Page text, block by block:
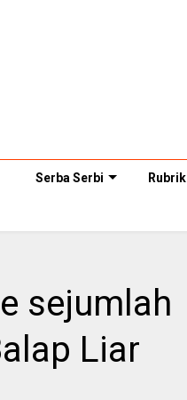
Serba Serbi Rubrik
sejumlah
Liar